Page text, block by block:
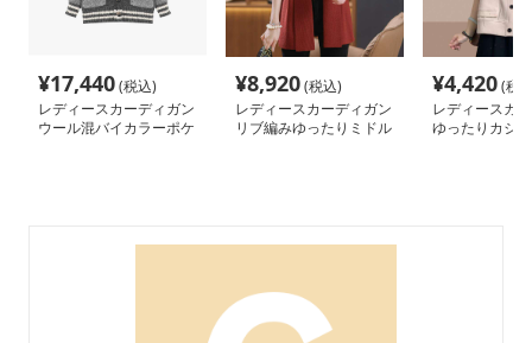
¥17,440(税込)
レディースカーディガン
ウール混バイカラーポケ
¥8,920(税込)
レディースカーディガン
リブ編みゆったりミドル
¥4,420(税
レディースカ
ゆったりカジ